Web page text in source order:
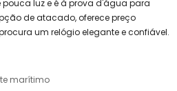
luz e é à prova d'água para
de atacado, oferece preço
um relógio elegante e confiável.
marítimo